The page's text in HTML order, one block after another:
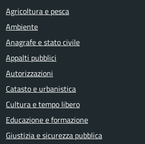
Agricoltura e pesca
Ambiente
Anagrafe e stato civile
Appalti pubblici
Autorizzazioni
Catasto e urbanistica
Cultura e tempo libero
Educazione e formazione
Giustizia e sicurezza pubblica